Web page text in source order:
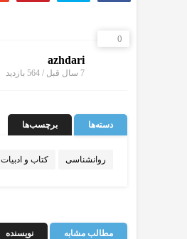
0
azhdari
7 سال قبل / 564 بازدید
دسته‌ها برچسب‌ها
روانشناسی کتاب و ادبیات
مطالب مشابه نویسنده